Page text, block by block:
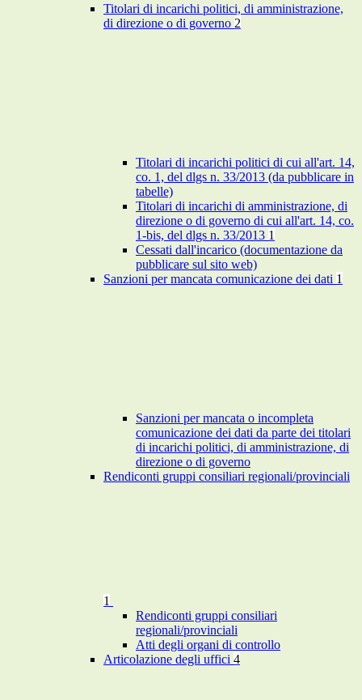
Titolari di incarichi politici, di amministrazione,
di direzione o di governo 2
Titolari di incarichi politici di cui all'art. 14,
co. 1, del dlgs n. 33/2013 (da pubblicare in
tabelle)
Titolari di incarichi di amministrazione, di
direzione o di governo di cui all'art. 14, co.
1-bis, del dlgs n. 33/2013 1
Cessati dall'incarico (documentazione da
pubblicare sul sito web)
Sanzioni per mancata comunicazione dei dati 1
Sanzioni per mancata o incompleta
comunicazione dei dati da parte dei titolari
di incarichi politici, di amministrazione, di
direzione o di governo
Rendiconti gruppi consiliari regionali/provinciali
1
Rendiconti gruppi consiliari
regionali/provinciali
Atti degli organi di controllo
Articolazione degli uffici 4